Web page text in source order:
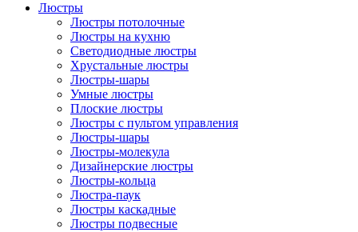
Люстры
Люстры потолочные
Люстры на кухню
Светодиодные люстры
Хрустальные люстры
Люстры-шары
Умные люстры
Плоские люстры
Люстры с пультом управления
Люстры-шары
Люстры-молекула
Дизайнерские люстры
Люстры-кольца
Люстра-паук
Люстры каскадные
Люстры подвесные